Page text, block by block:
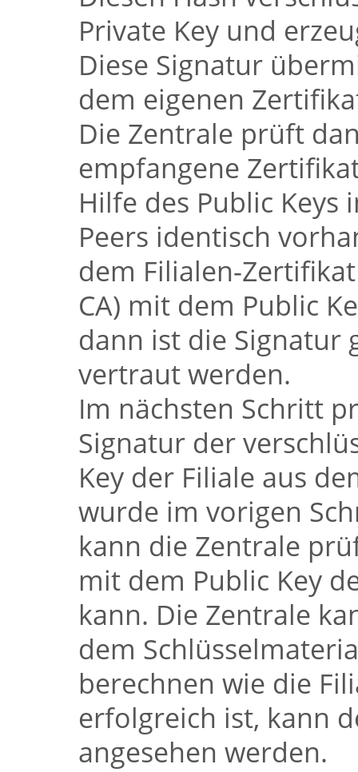
Private Key und
Diese Signatur
dem eigenen
Die Zentrale prüft
empfangene
Hilfe des Public Keys
Peers identisch
dem Filialen-
CA) mit dem Public
dann ist die Signatur
vertraut werden.
Im nächsten Schritt
Signatur der
Key der Filiale aus
wurde im vorigen
kann die Zentrale
mit dem Public Key
kann. Die Zentrale
dem
berechnen wie die
erfolgreich ist, kann
angesehen werden.